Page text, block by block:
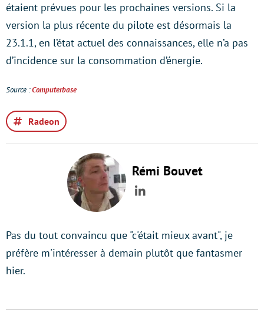
étaient prévues pour les prochaines versions. Si la
version la plus récente du pilote est désormais la
23.1.1, en l’état actuel des connaissances, elle n’a pas
d’incidence sur la consommation d’énergie.
Source :Computerbase
Radeon
Rémi Bouvet
LinkedIn
Pas du tout convaincu que "c'était mieux avant", je
préfère m'intéresser à demain plutôt que fantasmer
hier.